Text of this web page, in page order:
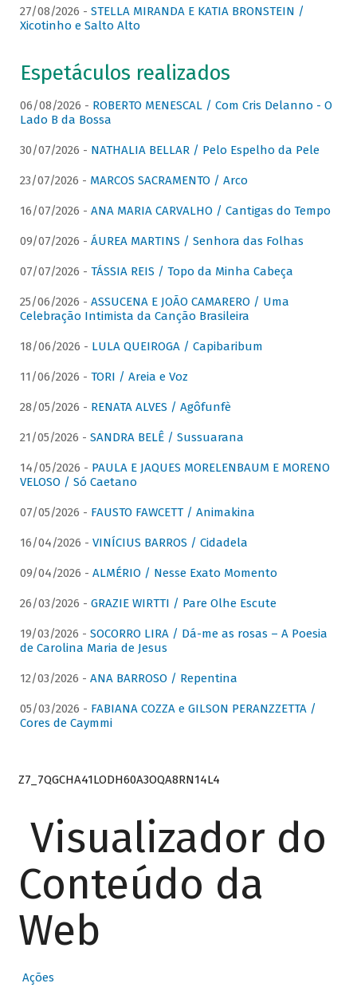
27/08/2026 - STELLA MIRANDA E KATIA BRONSTEIN /
Xicotinho e Salto Alto
Espetáculos realizados
06/08/2026 - ROBERTO MENESCAL / Com Cris Delanno - O
Lado B da Bossa
30/07/2026 - NATHALIA BELLAR / Pelo Espelho da Pele
23/07/2026 - MARCOS SACRAMENTO / Arco
16/07/2026 - ANA MARIA CARVALHO / Cantigas do Tempo
09/07/2026 - ÁUREA MARTINS / Senhora das Folhas
07/07/2026 - TÁSSIA REIS / Topo da Minha Cabeça
25/06/2026 - ASSUCENA E JOÃO CAMARERO / Uma
Celebração Intimista da Canção Brasileira
18/06/2026 - LULA QUEIROGA / Capibaribum
11/06/2026 - TORI / Areia e Voz
28/05/2026 - RENATA ALVES / Agôfunfè
21/05/2026 - SANDRA BELÊ / Sussuarana
14/05/2026 - PAULA E JAQUES MORELENBAUM E MORENO
VELOSO / Só Caetano
07/05/2026 - FAUSTO FAWCETT / Animakina
16/04/2026 - VINÍCIUS BARROS / Cidadela
09/04/2026 - ALMÉRIO / Nesse Exato Momento
26/03/2026 - GRAZIE WIRTTI / Pare Olhe Escute
19/03/2026 - SOCORRO LIRA / Dá-me as rosas – A Poesia
de Carolina Maria de Jesus
12/03/2026 - ANA BARROSO / Repentina
05/03/2026 - FABIANA COZZA e GILSON PERANZZETTA /
Cores de Caymmi
Z7_7QGCHA41LODH60A3OQA8RN14L4
Visualizador do
Conteúdo da
Web
Ações